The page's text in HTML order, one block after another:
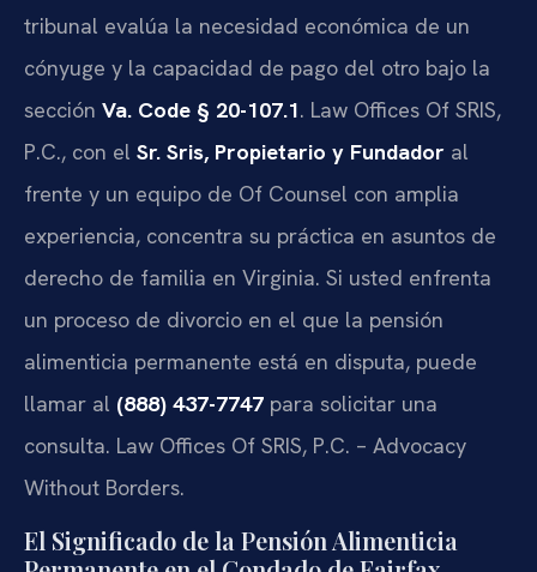
tribunal evalúa la necesidad económica de un
cónyuge y la capacidad de pago del otro bajo la
sección Va. Code § 20-107.1. Law Offices Of SRIS,
P.C., con el Sr. Sris, Propietario y Fundador al
frente y un equipo de Of Counsel con amplia
experiencia, concentra su práctica en asuntos de
derecho de familia en Virginia. Si usted enfrenta
un proceso de divorcio en el que la pensión
alimenticia permanente está en disputa, puede
llamar al (888) 437-7747 para solicitar una
consulta. Law Offices Of SRIS, P.C. – Advocacy
Without Borders.
El Significado de la Pensión Alimenticia